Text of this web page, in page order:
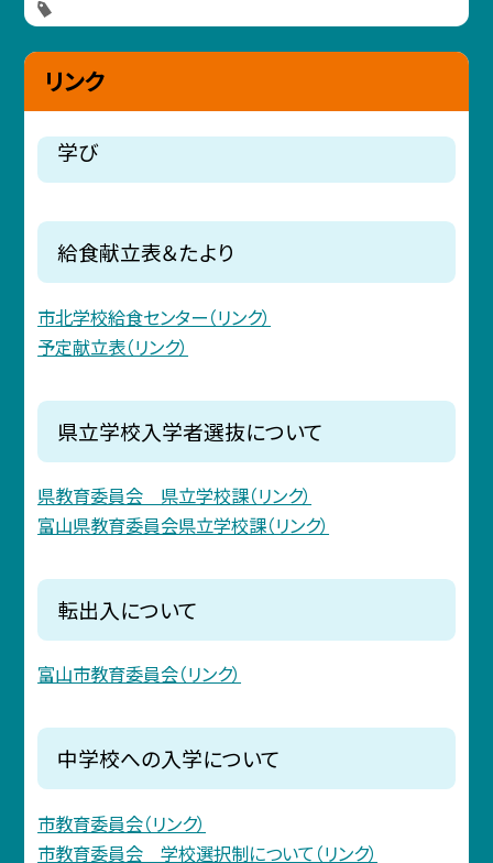
リンク
学び
給食献立表＆たより
市北学校給食センター（リンク）
予定献立表（リンク）
県立学校入学者選抜について
県教育委員会 県立学校課（リンク）
富山県教育委員会県立学校課（リンク）
転出入について
富山市教育委員会（リンク）
中学校への入学について
市教育委員会（リンク）
市教育委員会 学校選択制について（リンク）